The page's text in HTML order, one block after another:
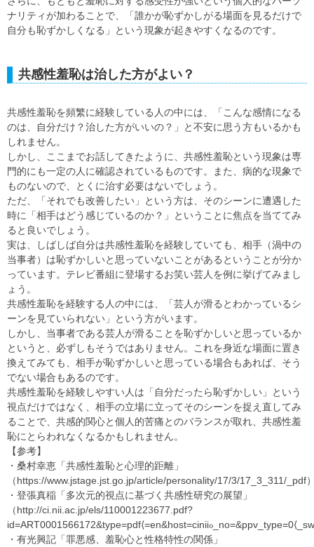
ナリティが加わることで、「誰かが恥ずかしがる場面を見るだけで
自分も恥ずかしくなる」という現象が起きやすくなるのです。
共感性羞恥は治した方がよい？
共感性羞恥を頻繁に経験している人の中には、「こんな感情になる
のは、自分だけ？治した方がいいの？」と不安に思う方もいるかも
しれません。
しかし、ここまでお話してきたように、共感性羞恥という現象は専
門的にも一定の人に確認されているものです。また、病的な現象で
ものないので、とくに治す必要はないでしょう。
ただ、「それでも改善したい」という方は、そのシーンに遭遇した
時に「相手はどう感じているのか？」ということに焦点を当ててみ
ると良いでしょう。
実は、しばしば自分は共感性羞恥を経験していても、相手（渦中の
当事者）は恥ずかしいと思っていないことがあるということが分か
っています。テレビ番組に登場するお笑い芸人を例に挙げてみまし
ょう。
共感性羞恥を経験する人の中には、「芸人が滑るとわかっているシ
ーンを見ていられない」という方がいます。
しかし、当事者である芸人が滑ることを恥ずかしいと思っているか
というと、必ずしもそうではありません。これを身近な場面に置き
換えてみても、相手が恥ずかしいと思っている場合もあれば、そう
でない場合もあるのです。
共感性羞恥を経験しやすい人は「自分だったら恥ずかしい」という
視点だけではなく、相手の立場に立ってそのシーンを捉え直してみ
ることで、共感的関心と個人的苦痛とのバランスが取れ、共感性羞
恥にとらわれなくなるかもしれません。
【参考】
・桑村幸恵「共感性羞恥と心理的距離」
（https://www.jstage.jst.go.jp/article/personality/17/3/17_3_311/_pdf
・登張真稲「多次元的視点に基づく共感性研究の展望」
（http://ci.nii.ac.jp/els/110001223677.pdf?
・有光興記「罪悪感、羞恥心と性格特性の関係」